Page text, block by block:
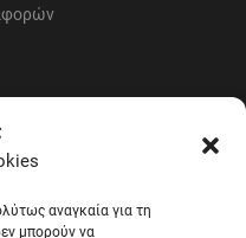
αναγκαία για τη
μπορούν να